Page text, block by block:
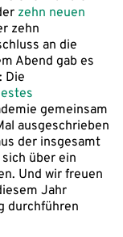
zehn neuen
zehn
an die
Abend gab es
Die
gemeinsam
ausgeschrieben
der insgesamt
über ein
Und wir freuen
Jahr
durchführen